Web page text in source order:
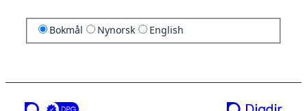
Bokmål Nynorsk English